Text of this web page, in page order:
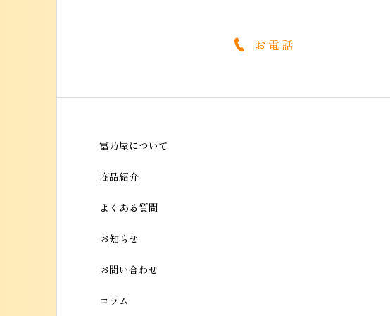
お電話
冨乃屋について
商品紹介
よくある質問
お知らせ
お問い合わせ
コラム